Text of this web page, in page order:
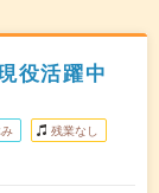
役活躍中
残業なし